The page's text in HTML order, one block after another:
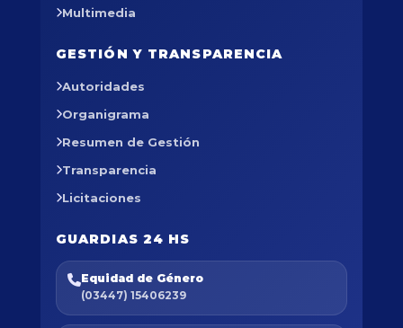
Multimedia
GESTIÓN Y TRANSPARENCIA
Autoridades
Organigrama
Resumen de Gestión
Transparencia
Licitaciones
GUARDIAS 24 HS
Equidad de Género
(03447) 15406239